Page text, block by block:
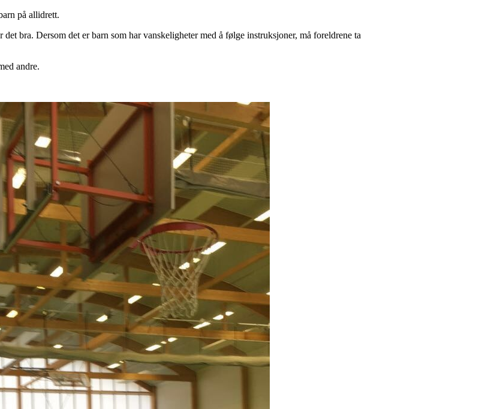
på allidrett.
bra. Dersom det er barn som har vanskeligheter med å følge instruksjoner, må foreldrene ta
andre.